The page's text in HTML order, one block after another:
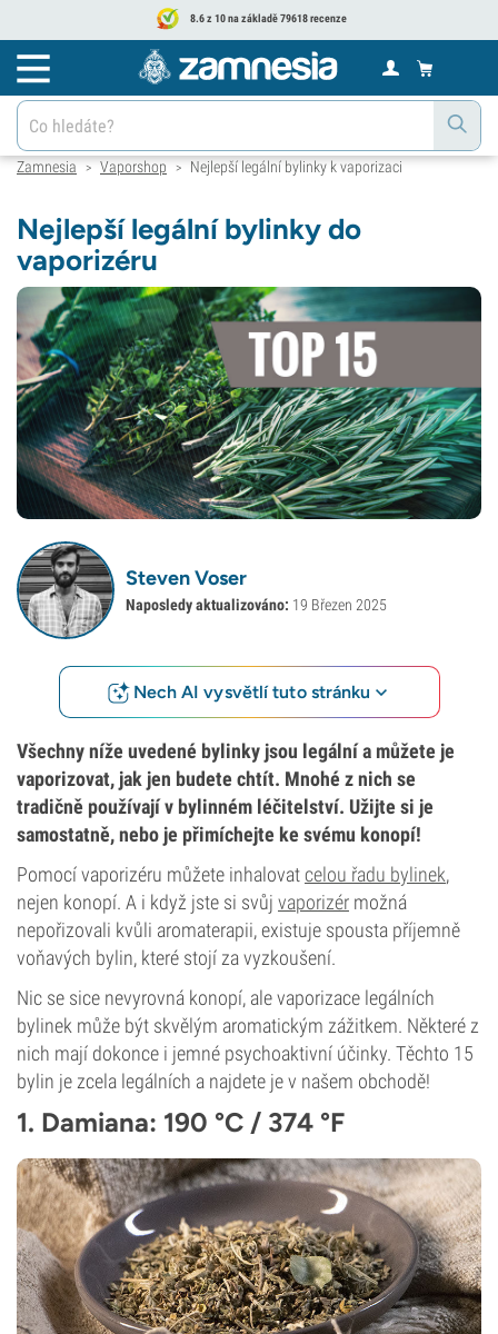
8.6 z 10 na základě 79618 recenze
Zamnesia > Vaporshop > Nejlepší legální bylinky k vaporizaci
Nejlepší legální bylinky do
vaporizéru
Steven Voser
Naposledy aktualizováno: 19 Březen 2025
Nech AI vysvětlí tuto stránku
Všechny níže uvedené bylinky jsou legální a můžete je
vaporizovat, jak jen budete chtít. Mnohé z nich se
tradičně používají v bylinném léčitelství. Užijte si je
samostatně, nebo je přimíchejte ke svému konopí!
Pomocí vaporizéru můžete inhalovatcelou řadu bylinek,
nejen konopí. A i když jste si svůj vaporizér možná
nepořizovali kvůli aromaterapii, existuje spousta příjemně
voňavých bylin, které stojí za vyzkoušení.
Nic se sice nevyrovná konopí, ale vaporizace legálních
bylinek může být skvělým aromatickým zážitkem. Některé z
nich mají dokonce i jemné psychoaktivní účinky. Těchto 15
bylin je zcela legálních a najdete je v našem obchodě!
1. Damiana: 190 °C / 374 °F